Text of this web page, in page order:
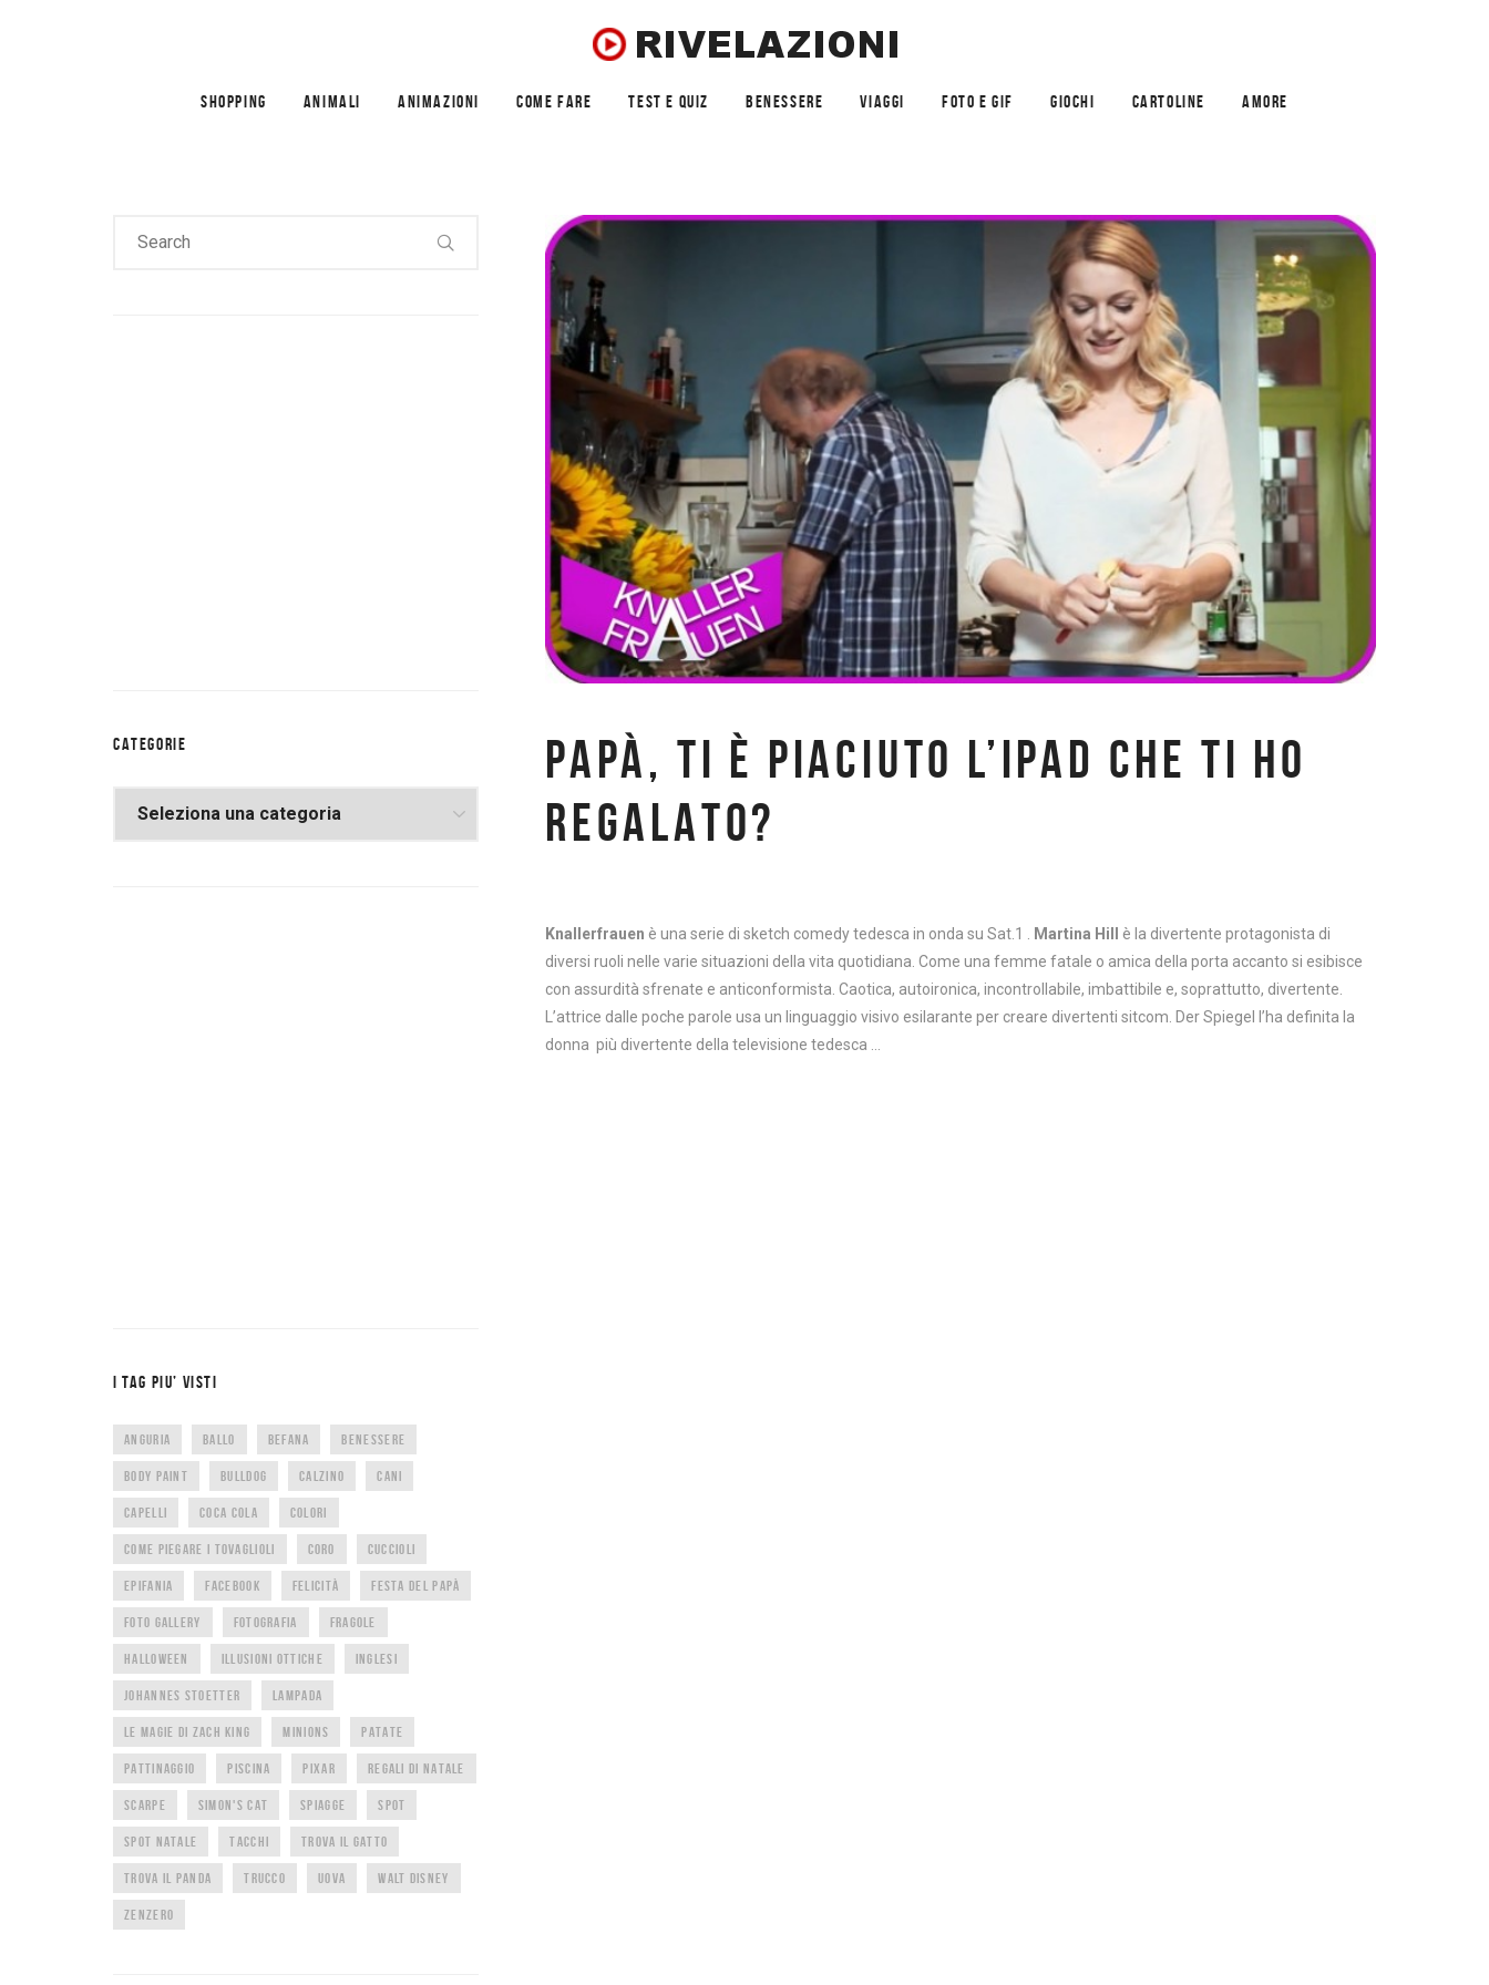
SHOPPING ANIMALI ANIMAZIONI COME FARE TEST E QUIZ BENESSERE VIAGGI FOTO E GIF GIOCHI CARTOLINE AMORE
PAPÀ, TI È PIACIUTO L’IPAD CHE TI HO
REGALATO?
Knallerfrauen è una serie di sketch comedy tedesca in onda su Sat.1 . Martina Hill è la divertente protagonista di
diversi ruoli nelle varie situazioni della vita quotidiana. Come una femme fatale o amica della porta accanto si esibisce
con assurdità sfrenate e anticonformista. Caotica, autoironica, incontrollabile, imbattibile e, soprattutto, divertente.
L’attrice dalle poche parole usa un linguaggio visivo esilarante per creare divertenti sitcom. Der Spiegel l’ha definita la
donna più divertente della televisione tedesca …
CATEGORIE
I TAG PIU’ VISTI
ANGURIA BALLO BEFANA BENESSERE
BODY PAINT BULLDOG CALZINO CANI
CAPELLI COCA COLA COLORI
COME PIEGARE I TOVAGLIOLI CORO CUCCIOLI
EPIFANIA FACEBOOK FELICITÀ FESTA DEL PAPÀ
FOTO GALLERY FOTOGRAFIA FRAGOLE
HALLOWEEN ILLUSIONI OTTICHE INGLESI
JOHANNES STOETTER LAMPADA
LE MAGIE DI ZACH KING MINIONS PATATE
PATTINAGGIO PISCINA PIXAR REGALI DI NATALE
SCARPE SIMON'S CAT SPIAGGE SPOT
SPOT NATALE TACCHI TROVA IL GATTO
TROVA IL PANDA TRUCCO UOVA WALT DISNEY
ZENZERO